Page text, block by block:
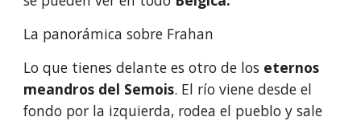
La panorámica sobre Frahan
Lo que tienes delante es otro de los eternos
meandros del Semois. El río viene desde el
fondo por la izquierda, rodea el pueblo y sale